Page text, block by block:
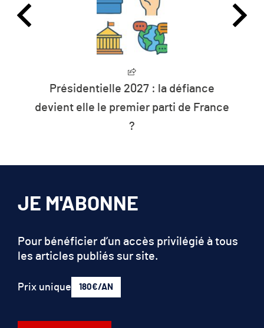
2027 : la défiance
parti de France
L’humanité vit
les
JE M'ABONNE
Pour bénéficier d’un accès privilégié à tous
les articles publiés sur site.
Prix unique 180€/AN